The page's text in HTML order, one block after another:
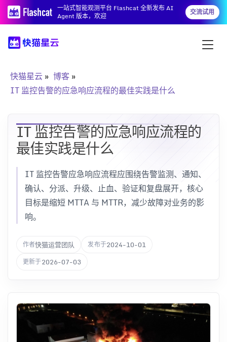
一站式智能观测平台 Flashcat 全新发布 AI
Agent 版本，欢迎
交流试用
快猫星云
博客
IT 监控告警的应急响应流程的最佳实践是什么
IT 监控告警的应急响应流程的
最佳实践是什么
IT 监控告警应急响应流程应围绕告警监测、通知、
确认、分派、升级、止血、验证和复盘展开，核心
目标是缩短 MTTA 与 MTTR，减少故障对业务的影
响。
作者快猫运营团队 发布于2024-10-01
更新于2026-07-03